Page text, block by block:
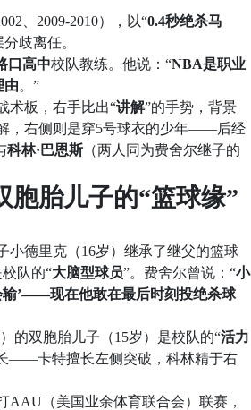
、2009-2010），以“0.4秒绝杀马
歧离任。
口高中校队教练。他说：“NBA是职业
由。”
术板，右手比出“讲解”的手势，背景
，右侧则是穿5号球衣的少年——后经
科林·巴恩斯（两人同为费舍尔继子的
胞胎儿子的“篮球缘”
小德里克（16岁）继承了继父的篮球
队的“大脑型球员”。费舍尔曾说：“小
输’——现在他敢在最后时刻投绝杀球
的双胞胎儿子（15岁）是校队的“活力
——卡特擅长左侧突破，科林精于右
AAU（美国业余体育联合会）联赛，